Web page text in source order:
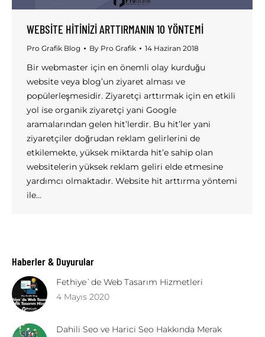
WEBSITE HITINIZI ARTTIRMANIN 10 YÖNTEMI
Pro Grafik Blog By Pro Grafik 14 Haziran 2018
Bir webmaster için en önemli olay kurduğu
website veya blog’un ziyaret alması ve
popülerleşmesidir. Ziyaretçi arttırmak için en etkili
yol ise organik ziyaretçi yani Google
aramalarından gelen hit’lerdir. Bu hit’ler yani
ziyaretçiler doğrudan reklam gelirlerini de
etkilemekte, yüksek miktarda hit’e sahip olan
websitelerin yüksek reklam geliri elde etmesine
yardımcı olmaktadır. Website hit arttırma yöntemi
ile…
Haberler & Duyurular
Fethiye`de Web Tasarım Hizmetleri
4 Mayıs 2020
Dahili Seo ve Harici Seo Hakkında Merak